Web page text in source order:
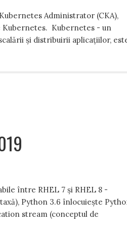
Administrator (CKA),
Kubernetes. Kubernetes - un
și distribuirii aplicațiilor,
între RHEL 7 și RHEL 8 -
Python 3.6 înlocuiește
stream (conceptul de